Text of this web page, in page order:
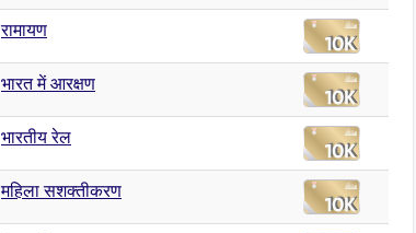
रामायण
भारत में आरक्षण
भारतीय रेल
महिला सशक्तीकरण